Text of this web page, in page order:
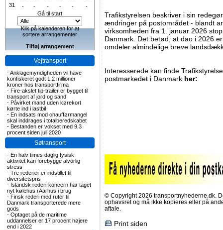
31
- - - - -
-
Gå til start
Klik på kalenderen for at
sortere arrangementer
Tilføj arrangement
Vejtransport
-Anklagemyndigheden vil have
konfiskeret godt 1,2 millioner
kroner hos transportfirma
- Fire-akslet tip-trailer er bygget til
transport af jord og sand
- Påvirket mand uden kørekort
kørte ind i lastbil
- En indsats mod chaufførmangel
skal inddrages i totalberedskabet
- Bestanden er vokset med 9,3
procent siden juli 2020
Søtransport
- En halv times daglig fysisk
aktivitet kan forebygge alvorlig
stress
- Tre rederier er indstillet til
diversitetspris
- Islandsk rederi-koncern har taget
nyt kølehus i Aarhus i brug
- Finsk rederi med ruter til
Danmark transporterede mere
gods
- Optaget på de maritime
uddannelser er 17 procent højere
end i 2022
Trafikstyrelsen beskriver i sin
ændringer på postområdet - blandt
virksomheden fra 1. januar 2026
Danmark. Det betød, at dao i 2026
omdeler almindelige breve
Interesserede kan finde
postmarkedet i Danmark her:
© Copyright 2026 transportnyhederne.dk.
ophavsret og må ikke kopieres eller på
aftale.
Print siden